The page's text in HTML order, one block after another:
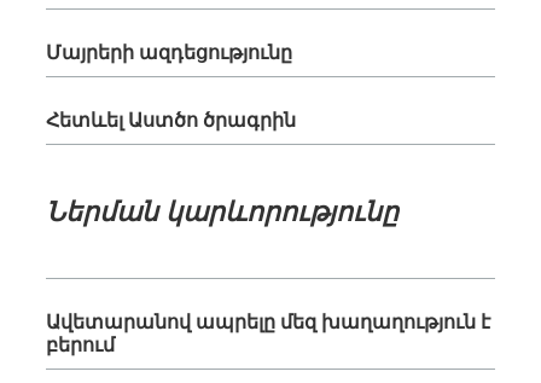
Մայրերի ազդեցությունը
Հետևել Աստծո ծրագրին
Ներման կարևորությունը
Ավետարանով ապրելը մեզ խաղաղություն է
բերում